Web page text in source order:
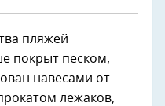
пляжей
покрыт песком,
навесами от
лежаков,